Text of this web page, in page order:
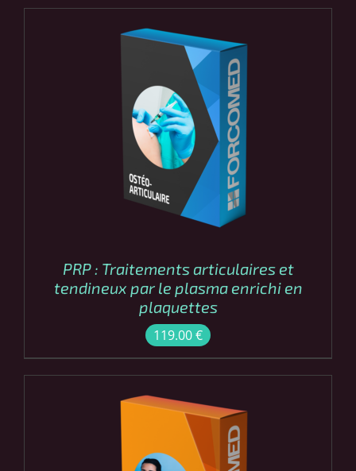
COMMANDER /
DÉTAILS
PRP : Traitements articulaires et
tendineux par le plasma enrichi en
plaquettes
119.00€